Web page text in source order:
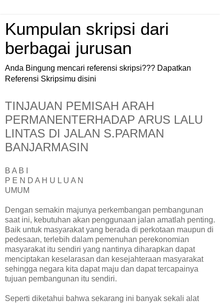
Kumpulan skripsi dari
berbagai jurusan
Anda Bingung mencari referensi skripsi??? Dapatkan
Referensi Skripsimu disini
TINJAUAN PEMISAH ARAH
PERMANENTERHADAP ARUS LALU
LINTAS DI JALAN S.PARMAN
BANJARMASIN
B A B I
P E N D A H U L U A N
UMUM
Dengan semakin majunya perkembangan pembangunan
saat ini, kebutuhan akan penggunaan jalan amatlah penting.
Baik untuk masyarakat yang berada di perkotaan maupun di
pedesaan, terlebih dalam pemenuhan perekonomian
masyarakat itu sendiri yang nantinya diharapkan dapat
menciptakan keselarasan dan kesejahteraan masyarakat
sehingga negara kita dapat maju dan dapat tercapainya
tujuan pembangunan itu sendiri.
Seperti diketahui bahwa sekarang ini banyak sekali alat